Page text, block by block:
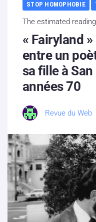
Boutique
Partenaires
Contacts
Hébergement solidaire
STOP HOMOPHOBIE
The estimated
« Fairyland
entre un
sa fille à
années 70
Revue du Web